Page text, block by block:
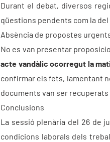
Durant el debat, diversos
qüestions pendents com la del
Absència de propostes
No es van presentar
acte vandàlic ocorregut la
confirmar els fets, lamentant
documents van ser
Conclusions
La sessió plenària del 26 de
condicions laborals dels